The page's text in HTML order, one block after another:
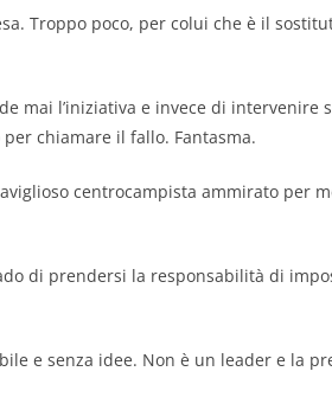
Troppo poco, per colui che è il
mai l’iniziativa e invece di intervenire
chiamare il fallo. Fantasma.
centrocampista ammirato per
di prendersi la responsabilità di
e senza idee. Non è un leader e la